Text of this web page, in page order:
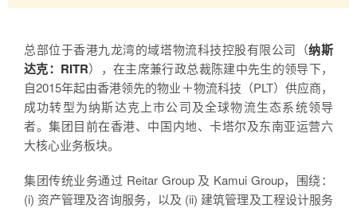
总部位于香港九龙湾的域塔物流科技控股有限公司（纳斯
达克：RITR），在主席兼行政总裁陈建中先生的领导下，
自2015年起由香港领先的物业＋物流科技（PLT）供应商，
成功转型为纳斯达克上市公司及全球物流生态系统领导
者。集团目前在香港、中国内地、卡塔尔及东南亚运营六
大核心业务板块。
集团传统业务通过 Reitar Group 及 Kamui Group，围绕：
(i) 资产管理及咨询服务，以及 (ii) 建筑管理及工程设计服务